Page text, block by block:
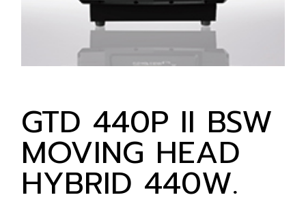
GTD 440P II BSW
MOVING HEAD
HYBRID 440W.